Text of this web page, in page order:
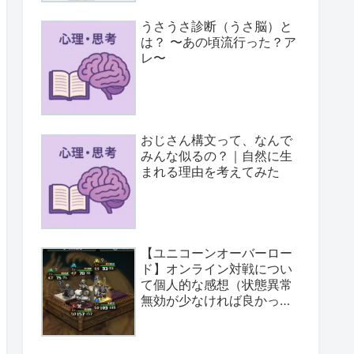
うさうさ診断（うさ脳）と
は？ 〜あの頃流行った？ア
レ〜
おじさん構文って、なんで
みんな似るの？｜自然に生
まれる理由を考えてみた
【ユニコーンオーバーロー
ド】オンライン対戦につい
て個人的な感想（状態異常
無効が少なければ良かっ